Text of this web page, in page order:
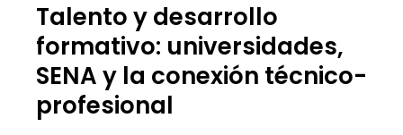
Talento y desarrollo
formativo: universidades,
SENA y la conexión técnico-
profesional